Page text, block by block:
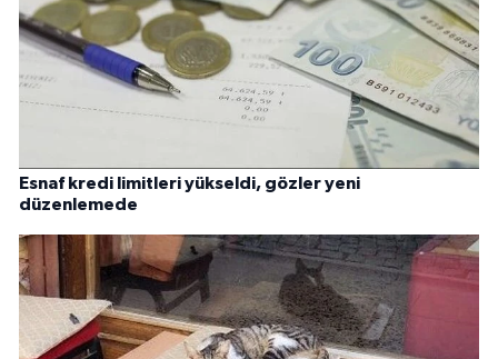
Esnaf kredi limitleri yükseldi, gözler yeni
düzenlemede